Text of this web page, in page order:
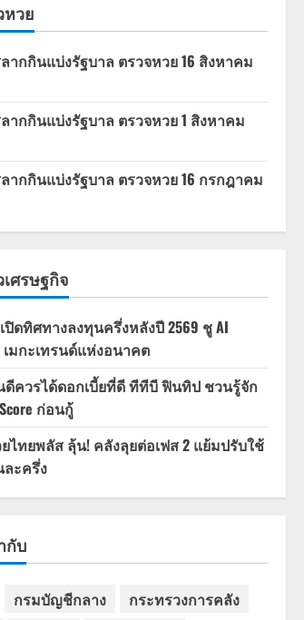
หวย
ากกินแบ่งรัฐบาล ตรวจหวย 16 สิงหาคม
ากกินแบ่งรัฐบาล ตรวจหวย 1 สิงหาคม
ากกินแบ่งรัฐบาล ตรวจหวย 16 กรกฎาคม
ศรษฐกิจ
ปิดทิศทางลงทุนครึ่งหลังปี 2569 ชู AI
เมกะเทรนด์แห่งอนาคต
ควรได้ดอกเบี้ยที่ดี ทีทีบี ฟินทิป ชวนรู้จัก
ก่อนกู้
ไทยพลัส ลุ้น! คลังลุยต่อเฟส 2 แย้มปรับใช้
ะครึ่ง
กับ
กรมบัญชีกลาง
กระทรวงการคลัง